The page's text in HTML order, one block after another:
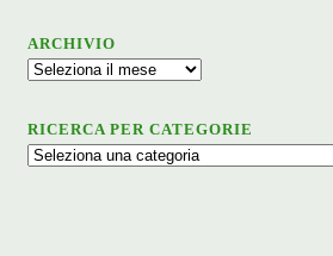
ARCHIVIO
Archivio
RICERCA PER CATEGORIE
Ricerca